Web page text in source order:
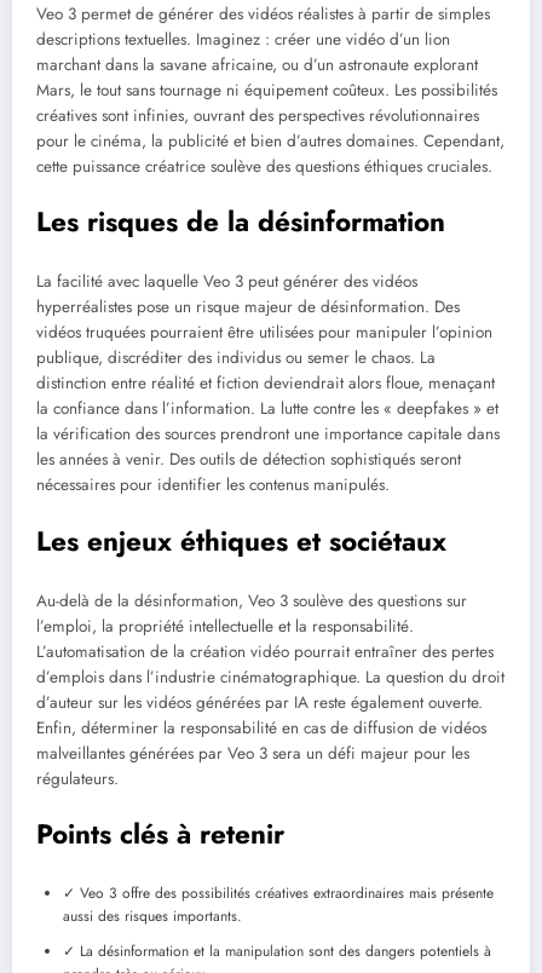
Veo 3 permet de générer des vidéos réalistes à partir de simples
descriptions textuelles. Imaginez : créer une vidéo d’un lion
marchant dans la savane africaine, ou d’un astronaute explorant
Mars, le tout sans tournage ni équipement coûteux. Les possibilités
créatives sont infinies, ouvrant des perspectives révolutionnaires
pour le cinéma, la publicité et bien d’autres domaines. Cependant,
cette puissance créatrice soulève des questions éthiques cruciales.
Les risques de la désinformation
La facilité avec laquelle Veo 3 peut générer des vidéos
hyperréalistes pose un risque majeur de désinformation. Des
vidéos truquées pourraient être utilisées pour manipuler l’opinion
publique, discréditer des individus ou semer le chaos. La
distinction entre réalité et fiction deviendrait alors floue, menaçant
la confiance dans l’information. La lutte contre les « deepfakes » et
la vérification des sources prendront une importance capitale dans
les années à venir. Des outils de détection sophistiqués seront
nécessaires pour identifier les contenus manipulés.
Les enjeux éthiques et sociétaux
Au-delà de la désinformation, Veo 3 soulève des questions sur
l’emploi, la propriété intellectuelle et la responsabilité.
L’automatisation de la création vidéo pourrait entraîner des pertes
d’emplois dans l’industrie cinématographique. La question du droit
d’auteur sur les vidéos générées par IA reste également ouverte.
Enfin, déterminer la responsabilité en cas de diffusion de vidéos
malveillantes générées par Veo 3 sera un défi majeur pour les
régulateurs.
Points clés à retenir
✓ Veo 3 offre des possibilités créatives extraordinaires mais présente
aussi des risques importants.
✓ La désinformation et la manipulation sont des dangers potentiels à